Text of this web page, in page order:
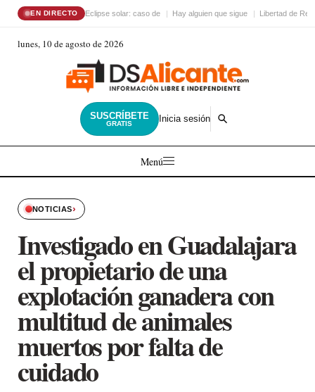
EN DIRECTO Eclipse solar: caso de Hay alguien que sigue Libertad de
lunes, 10 de agosto de 2026
SUSCRÍBETE
GRATIS Inicia sesión
Menú
NOTICIAS›
Investigado en Guadalajara
el propietario de una
explotación ganadera con
multitud de animales
muertos por falta de
cuidado